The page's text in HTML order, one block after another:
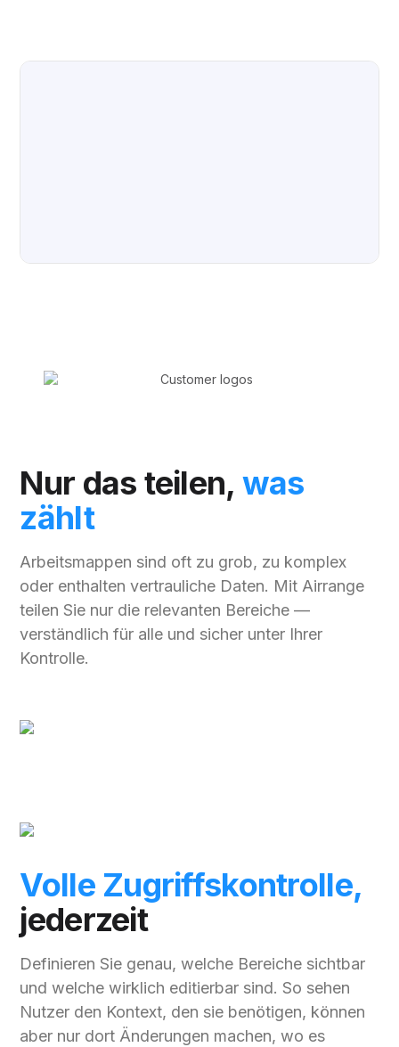
Nur das teilen, was
zählt
Arbeitsmappen sind oft zu grob, zu komplex
oder enthalten vertrauliche Daten. Mit Airrange
teilen Sie nur die relevanten Bereiche —
verständlich für alle und sicher unter Ihrer
Kontrolle.
Volle Zugriffskontrolle,
jederzeit
Definieren Sie genau, welche Bereiche sichtbar
und welche wirklich editierbar sind. So sehen
Nutzer den Kontext, den sie benötigen, können
aber nur dort Änderungen machen, wo es